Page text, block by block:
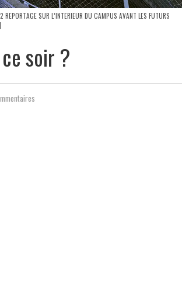
SUR L’INTERIEUR DU CAMPUS AVANT LES FUTURS
soir ?